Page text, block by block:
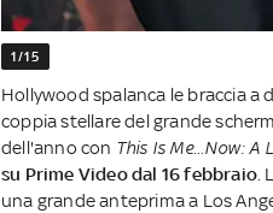
1/15
Hollywood spalanca le braccia a
coppia stellare del grande
dell'anno con This Is Me...Now: A
su Prime Video dal 16 febbraio
una grande anteprima a Los